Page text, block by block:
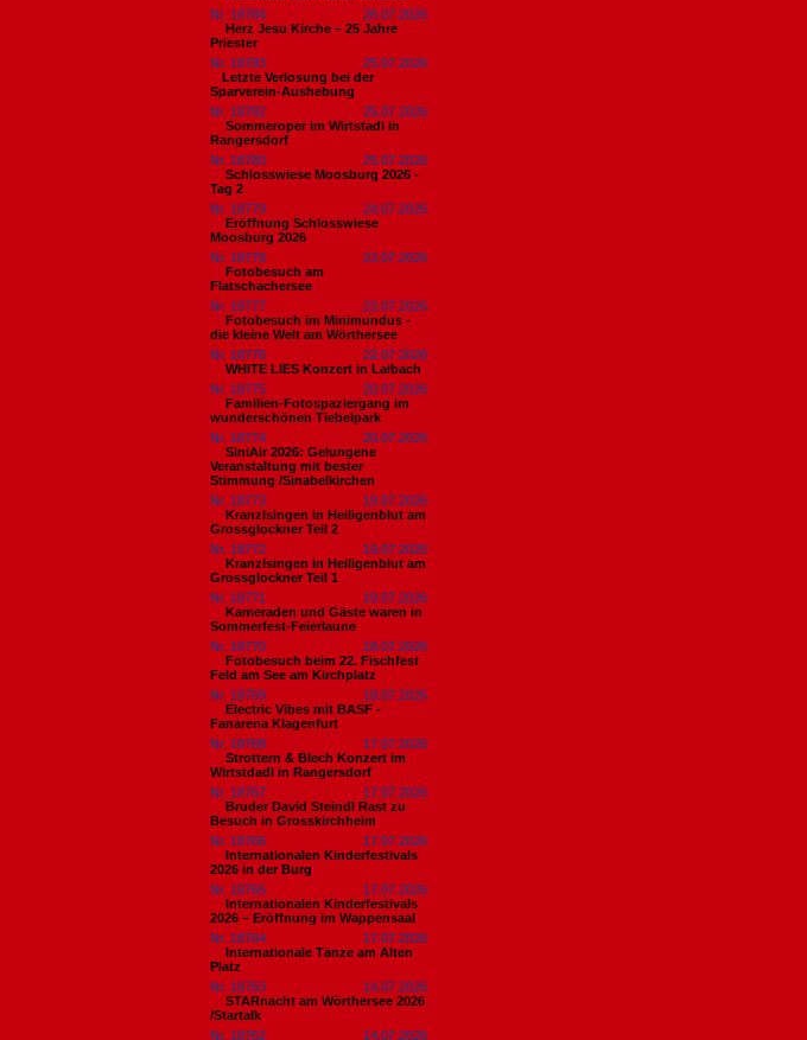
Nr. 18784
26.07.2026
Herz Jesu Kirche – 25 Jahre
Priester
Nr. 18783
25.07.2026
​Letzte Verlosung bei der
Sparverein-Aushebung
Nr. 18782
25.07.2026
Sommeroper im Wirtstadl in
Rangersdorf
Nr. 18780
25.07.2026
Schlosswiese Moosburg 2026 -
Tag 2
Nr. 18779
24.07.2026
Eröffnung Schlosswiese
Moosburg 2026
Nr. 18778
23.07.2026
Fotobesuch am
Flatschachersee
Nr. 18777
23.07.2026
Fotobesuch im Minimundus -
die kleine Welt am Wörthersee
Nr. 18776
22.07.2026
WHITE LIES Konzert in Laibach
Nr. 18775
20.07.2026
Familien-Fotospaziergang im
wunderschönen Tiebelpark
Nr. 18774
20.07.2026
SiniAir 2026: Gelungene
Veranstaltung mit bester
Stimmung /Sinabelkirchen
Nr. 18773
19.07.2026
Kranzlsingen in Heiligenblut am
Grossglockner Teil 2
Nr. 18772
19.07.2026
Kranzlsingen in Heiligenblut am
Grossglockner Teil 1
Nr. 18771
19.07.2026
Kameraden und Gäste waren in
Sommerfest-Feierlaune
Nr. 18770
18.07.2026
Fotobesuch beim 22. Fischfest
Feld am See am Kirchplatz
Nr. 18769
18.07.2026
Electric Vibes mit BASF -
Fanarena Klagenfurt
Nr. 18768
17.07.2026
Strottern & Blech Konzert im
Wirtstdadl in Rangersdorf
Nr. 18767
17.07.2026
Bruder David Steindl Rast zu
Besuch in Grosskirchheim
Nr. 18766
17.07.2026
Internationalen Kinderfestivals
2026 in der Burg
Nr. 18765
17.07.2026
Internationalen Kinderfestivals
2026 – Eröffnung im Wappensaal
Nr. 18764
17.07.2026
Internationale Tänze am Alten
Platz
Nr. 18763
14.07.2026
STARnacht am Wörthersee 2026
/Startalk
Nr. 18762
14.07.2026